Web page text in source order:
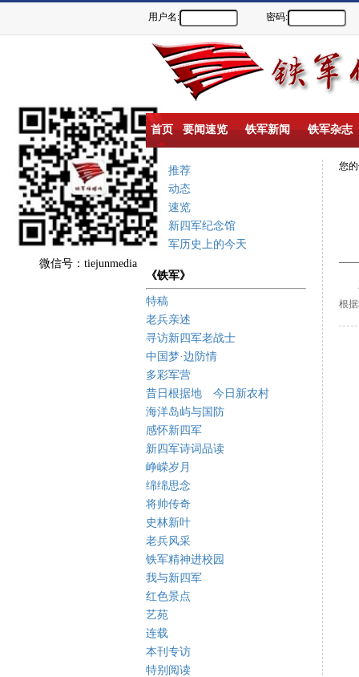
微信号：tiejunmedia
用户名: 密码:
首页 要闻速览 铁军新闻 铁军杂志
重点推荐
新闻动态
要闻速览
盐城新四军纪念馆
新四军历史上的今天
《铁军》
特稿
老兵亲述
寻访新四军老战士
中国梦·边防情
多彩军营
昔日根据地 今日新农村
海洋岛屿与国防
感怀新四军
新四军诗词品读
峥嵘岁月
绵绵思念
将帅传奇
史林新叶
老兵风采
铁军精神进校园
我与新四军
红色景点
艺苑
连载
本刊专访
特别阅读
您的
王
根